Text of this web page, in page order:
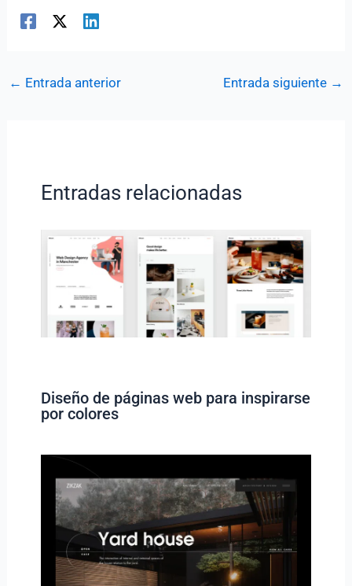
← Entrada anterior Entrada siguiente →
Entradas relacionadas
Diseño de páginas web para inspirarse
por colores